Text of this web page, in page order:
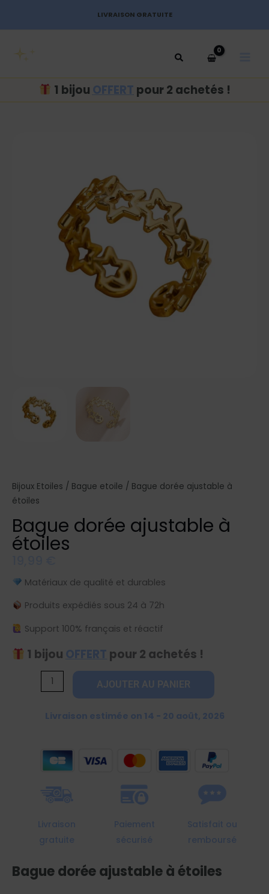
LIVRAISON GRATUITE
1 bijou OFFERT pour 2 achetés !
Bijoux Etoiles / Bague etoile / Bague dorée ajustable à
étoiles
Bague dorée ajustable à
étoiles
Matériaux de qualité et durables
Produits expédiés sous 24 à 72h
Support 100% français et réactif
1 bijou OFFERT pour 2 achetés !
quantité
AJOUTER AU PANIER
Livraison estimée on 14 - 20 août, 2026
Livraison
gratuite
Paiement
sécurisé
Satisfait ou
remboursé
Bague dorée ajustable à étoiles